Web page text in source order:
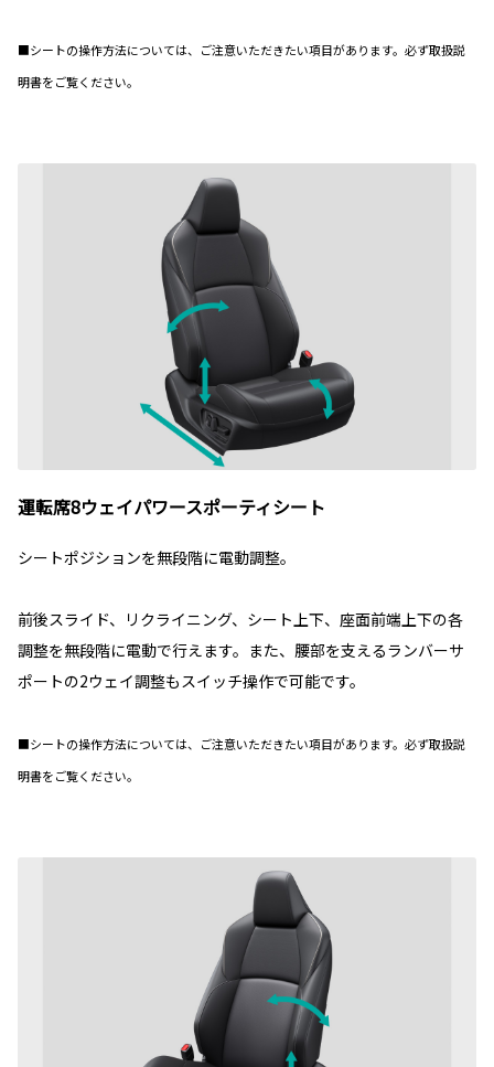
■シートの操作方法については、ご注意いただきたい項目があります。必ず取扱説
明書をご覧ください。
運転席8ウェイパワースポーティシート
シートポジションを無段階に電動調整。
前後スライド、リクライニング、シート上下、座面前端上下の各
調整を無段階に電動で行えます。また、腰部を支えるランバーサ
ポートの2ウェイ調整もスイッチ操作で可能です。
■シートの操作方法については、ご注意いただきたい項目があります。必ず取扱説
明書をご覧ください。